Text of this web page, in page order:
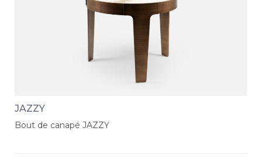
JAZZY
Bout de canapé JAZZY